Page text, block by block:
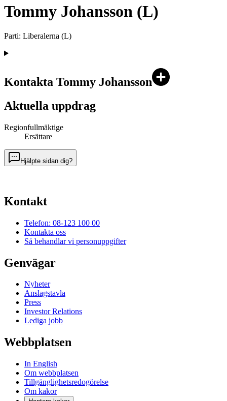
Tommy Johansson (L)
Parti: Liberalerna (L)
Kontakta Tommy Johansson
Aktuella uppdrag
Regionfullmäktige
Ersättare
Hjälpte sidan dig?
Kontakt
Telefon: 08-123 100 00
Kontakta oss
Så behandlar vi personuppgifter
Genvägar
Nyheter
Anslagstavla
Press
Investor Relations
Lediga jobb
Webbplatsen
In English
Om webbplatsen
Tillgänglighetsredogörelse
Om kakor